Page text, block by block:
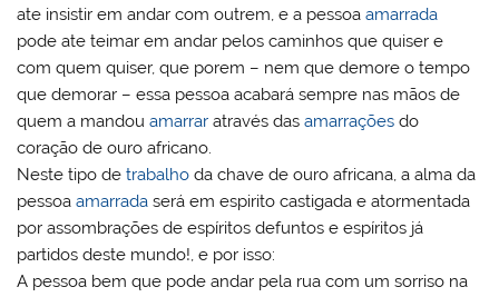
ate insistir em andar com outrem, e a pessoaamarrada
pode ate teimar em andar pelos caminhos que quiser e
com quem quiser, que porem – nem que demore o tempo
que demorar – essa pessoa acabará sempre nas mãos de
quem a mandouamarrar através dasamarrações do
coração de ouro africano.
Neste tipo detrabalho da chave de ouro africana, a alma da
pessoaamarrada será em espirito castigada e atormentada
por assombrações de espíritos defuntos e espíritos já
partidos deste mundo!, e por isso:
A pessoa bem que pode andar pela rua com um sorriso na